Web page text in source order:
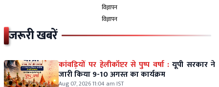
विज्ञापन
विज्ञापन
जरूरी खबरें
कांवड़ियों पर हेलीकॉप्टर से पुष्प वर्षा : यूपी सरकार ने
जारी किया 9-10 अगस्त का कार्यक्रम
Aug 07, 2026 11:04 am IST